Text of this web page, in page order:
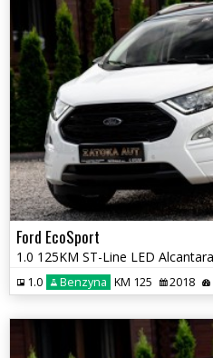
Ford EcoSport
1.0 Benzyna KM 125 2018